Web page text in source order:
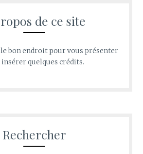
de ce site
le bon endroit pour vous présenter
quelques crédits.
Rechercher